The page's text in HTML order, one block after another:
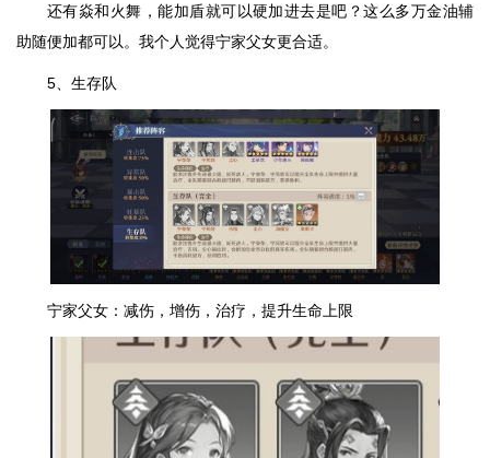
还有焱和火舞，能加盾就可以硬加进去是吧？这么多万金油辅
助随便加都可以。我个人觉得宁家父女更合适。
5、生存队
宁家父女：减伤，增伤，治疗，提升生命上限